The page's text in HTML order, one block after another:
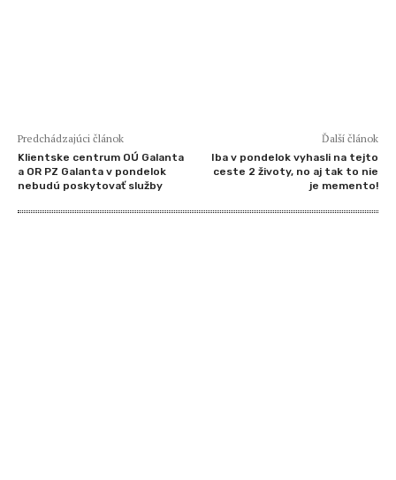
Predchádzajúci článok
Klientske centrum OÚ Galanta
a OR PZ Galanta v pondelok
nebudú poskytovať služby
Ďalší článok
Iba v pondelok vyhasli na tejto
ceste 2 životy, no aj tak to nie
je memento!